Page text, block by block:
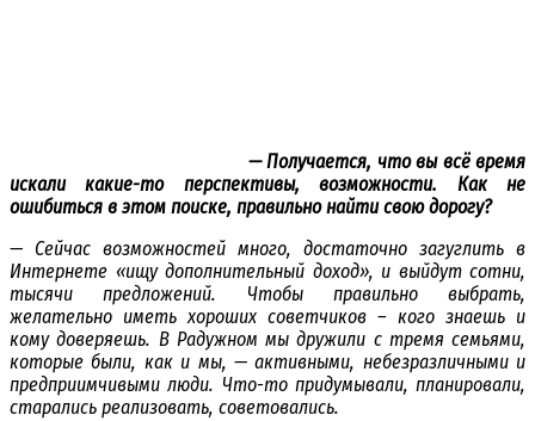
— Получается, что вы всё время
искали какие-то перспективы, возможности. Как не
ошибиться в этом поиске, правильно найти свою дорогу?
— Сейчас возможностей много, достаточно загуглить в
Интернете «ищу дополнительный доход», и выйдут сотни,
тысячи предложений. Чтобы правильно выбрать,
желательно иметь хороших советчиков – кого знаешь и
кому доверяешь. В Радужном мы дружили с тремя семьями,
которые были, как и мы, — активными, небезразличными и
предприимчивыми люди. Что-то придумывали, планировали,
старались реализовать, советовались.